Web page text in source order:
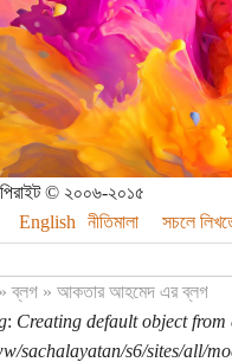
© ২০০৬-২০১৫
English নীতিমালা সচলে
ব্লগ» আকতার আহমেদ এর ব্লগ
: Creating default object from
sachalayatan/s6/sites/all/